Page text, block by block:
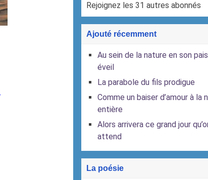
Rejoignez les 31 autres abonnés
Ajouté récemment
Au sein de la nature en son
éveil
La parabole du fils prodigue
Comme un baiser d’amour à la
entière
Alors arrivera ce grand jour
attend
La poésie